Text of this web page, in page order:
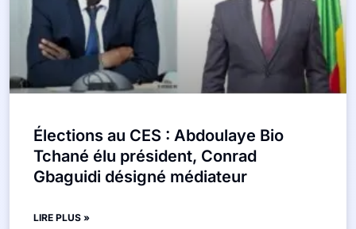
Élections au CES : Abdoulaye Bio
Tchané élu président, Conrad
Gbaguidi désigné médiateur
LIRE PLUS »